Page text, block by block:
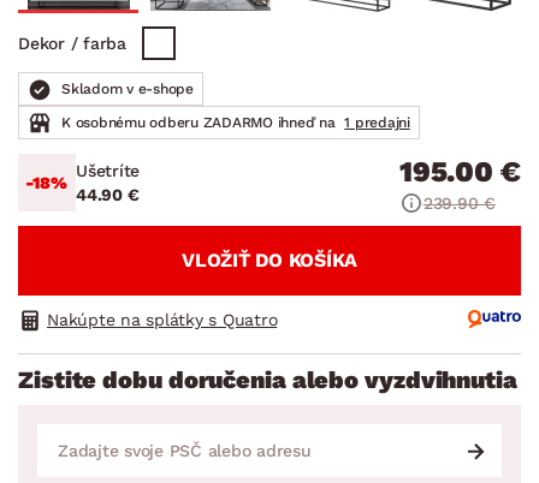
Dekor / farba
Skladom v e-shope
K osobnému odberu ZADARMO ihneď na 1 predajni
-18%
Ušetríte
44.90 €
195.00 €
239.90 €
VLOŽIŤ DO KOŠÍKA
Nakúpte na splátky s Quatro
Zistite dobu doručenia alebo vyzdvihnutia